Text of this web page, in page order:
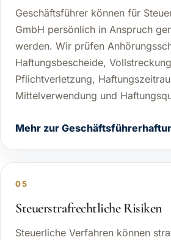
Geschäftsführer können für
GmbH persönlich in Anspruch
werden. Wir prüfen
Haftungsbescheide,
Pflichtverletzung,
Mittelverwendung und
Mehr zur
05
Steuerstrafrechtliche Risiken
Steuerliche Verfahren können